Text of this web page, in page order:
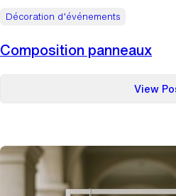
Décoration d’événements
Composition panneaux
View